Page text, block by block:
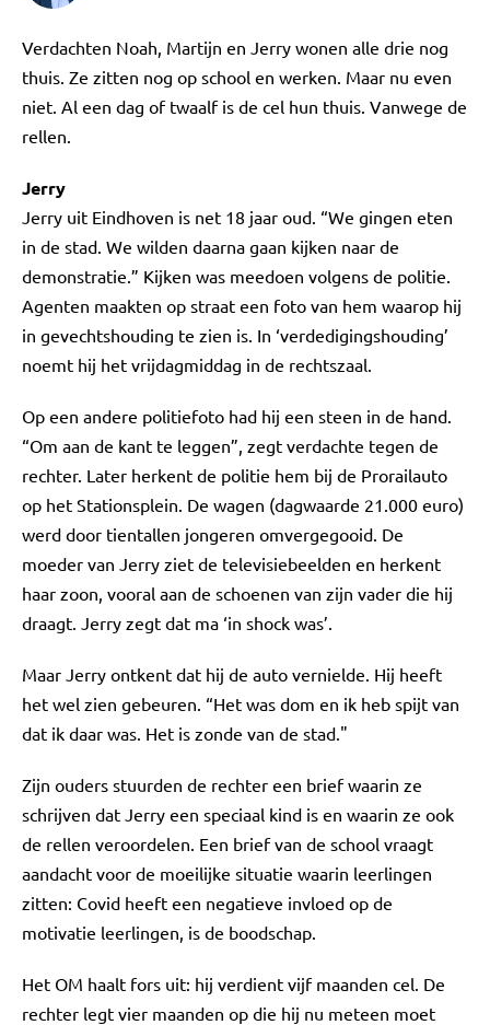
Verdachten Noah, Martijn en Jerry wonen alle drie nog
thuis. Ze zitten nog op school en werken. Maar nu even
niet. Al een dag of twaalf is de cel hun thuis. Vanwege de
rellen.
Jerry
Jerry uit Eindhoven is net 18 jaar oud. “We gingen eten
in de stad. We wilden daarna gaan kijken naar de
demonstratie.” Kijken was meedoen volgens de politie.
Agenten maakten op straat een foto van hem waarop hij
in gevechtshouding te zien is. In ‘verdedigingshouding’
noemt hij het vrijdagmiddag in de rechtszaal.
Op een andere politiefoto had hij een steen in de hand.
“Om aan de kant te leggen”, zegt verdachte tegen de
rechter. Later herkent de politie hem bij de Prorailauto
op het Stationsplein. De wagen (dagwaarde 21.000 euro)
werd door tientallen jongeren omvergegooid. De
moeder van Jerry ziet de televisiebeelden en herkent
haar zoon, vooral aan de schoenen van zijn vader die hij
draagt. Jerry zegt dat ma ‘in shock was’.
Maar Jerry ontkent dat hij de auto vernielde. Hij heeft
het wel zien gebeuren. “Het was dom en ik heb spijt van
dat ik daar was. Het is zonde van de stad."
Zijn ouders stuurden de rechter een brief waarin ze
schrijven dat Jerry een speciaal kind is en waarin ze ook
de rellen veroordelen. Een brief van de school vraagt
aandacht voor de moeilijke situatie waarin leerlingen
zitten: Covid heeft een negatieve invloed op de
motivatie leerlingen, is de boodschap.
Het OM haalt fors uit: hij verdient vijf maanden cel. De
rechter legt vier maanden op die hij nu meteen moet